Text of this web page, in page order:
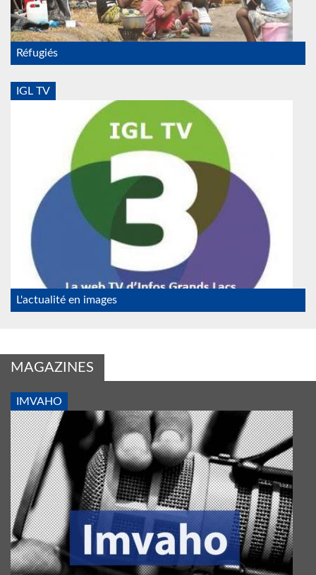
Réfugiés
IGL TV
IGL_TV_psf.jpg
L'actualité en images
MAGAZINES
IMVAHO
IMVAHO_1_BIS.JPG